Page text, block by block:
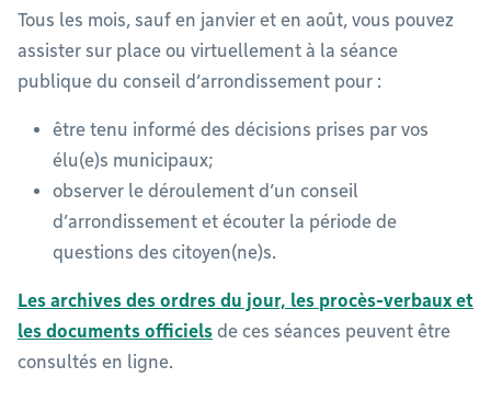
Tous les mois, sauf en janvier et en août, vous pouvez
assister sur place ou virtuellement à la séance
publique du conseil d’arrondissement pour :
être tenu informé des décisions prises par vos
élu(e)s municipaux;
observer le déroulement d’un conseil
d’arrondissement et écouter la période de
questions des citoyen(ne)s.
Les archives des ordres du jour, les procès-verbaux et
les documents officiels de ces séances peuvent être
consultés en ligne.